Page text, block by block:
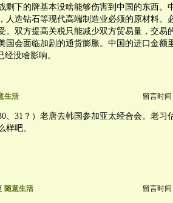
剩下的牌基本没啥能够伤害到中国的东西。
人造钻石等现代高端制造业必须的原材料。
。双方提高关税只能减少双方贸易量，交易
国会面临加剧的通货膨胀。中国的进口金额
经没啥影响。
生活 留言时间
、31？）老唐去韩国参加亚太经合会。老习
样吧。
随意生活 留言时间